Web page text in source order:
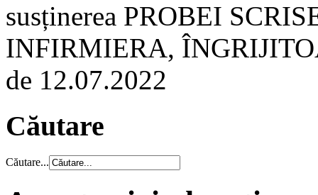
susținerea PROBEI
INFIRMIERA,
de 12.07.2022
Căutare
Căutare...